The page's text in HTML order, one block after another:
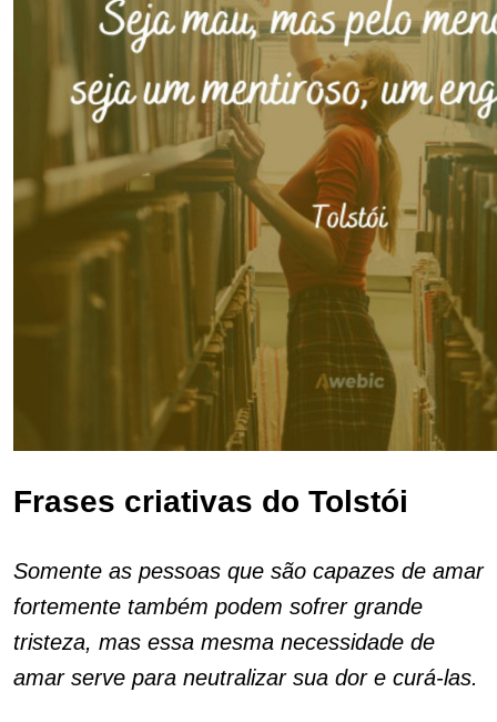
Frases criativas do Tolstói
Somente as pessoas que são capazes de amar
fortemente também podem sofrer grande
tristeza, mas essa mesma necessidade de
amar serve para neutralizar sua dor e curá-las.